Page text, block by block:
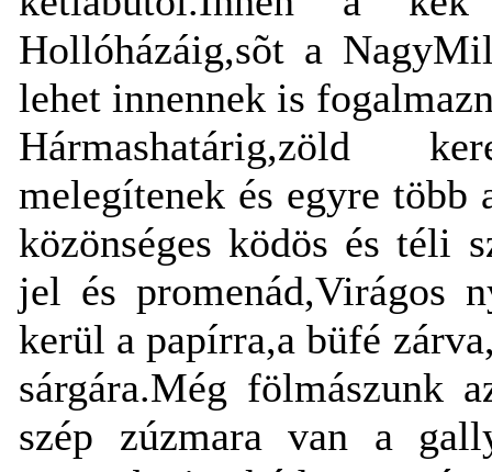
Hollóházáig,sõt a
lehet innennek is
Hármashatárig,zöld
melegítenek és egyre
közönséges ködös és téli
jel és promenád,Virágos
kerül a papírra,a büfé
sárgára.Még fölmászunk
szép zúzmara van a